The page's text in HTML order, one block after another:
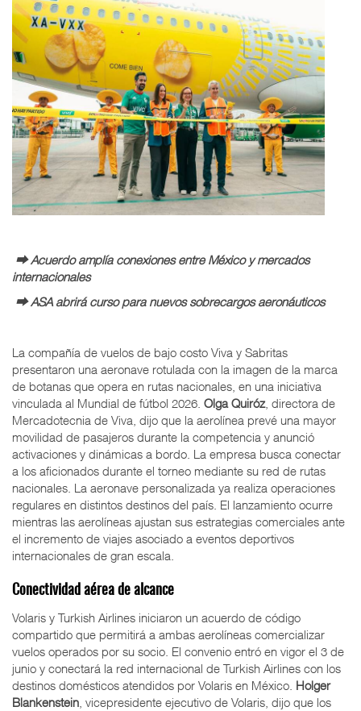
⮕ Acuerdo amplía conexiones entre México y mercados
internacionales
⮕ ASA abrirá curso para nuevos sobrecargos aeronáuticos
La compañía de vuelos de bajo costo Viva y Sabritas
presentaron una aeronave rotulada con la imagen de la marca
de botanas que opera en rutas nacionales, en una iniciativa
vinculada al Mundial de fútbol 2026. Olga Quiróz, directora de
Mercadotecnia de Viva, dijo que la aerolínea prevé una mayor
movilidad de pasajeros durante la competencia y anunció
activaciones y dinámicas a bordo. La empresa busca conectar
a los aficionados durante el torneo mediante su red de rutas
nacionales. La aeronave personalizada ya realiza operaciones
regulares en distintos destinos del país. El lanzamiento ocurre
mientras las aerolíneas ajustan sus estrategias comerciales ante
el incremento de viajes asociado a eventos deportivos
internacionales de gran escala.
Conectividad aérea de alcance
Volaris y Turkish Airlines iniciaron un acuerdo de código
compartido que permitirá a ambas aerolíneas comercializar
vuelos operados por su socio. El convenio entró en vigor el 3 de
junio y conectará la red internacional de Turkish Airlines con los
destinos domésticos atendidos por Volaris en México. Holger
Blankenstein , vicepresidente ejecutivo de Volaris, dijo que los